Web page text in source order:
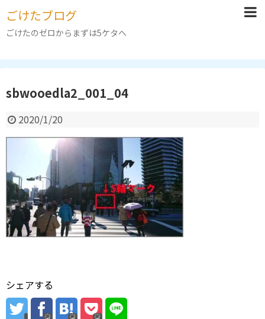
ごけたブログ
ごけたのゼロからまずは5ケタへ
sbwooedla2_001_04
2020/1/20
シェアする